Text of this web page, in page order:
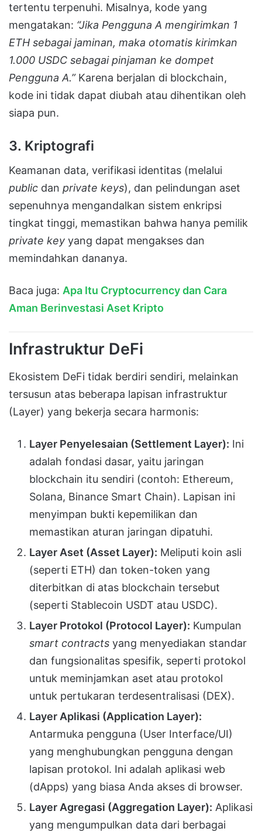
tertentu terpenuhi. Misalnya, kode yang
mengatakan: “Jika Pengguna A mengirimkan 1
ETH sebagai jaminan, maka otomatis kirimkan
1.000 USDC sebagai pinjaman ke dompet
Pengguna A.”Karena berjalan di blockchain,
kode ini tidak dapat diubah atau dihentikan oleh
siapa pun.
3. Kriptografi
Keamanan data, verifikasi identitas (melalui
public dan private keys), dan pelindungan aset
sepenuhnya mengandalkan sistem enkripsi
tingkat tinggi, memastikan bahwa hanya pemilik
private key yang dapat mengakses dan
memindahkan dananya.
Baca juga: Apa Itu Cryptocurrency dan Cara
Aman Berinvestasi Aset Kripto
Infrastruktur DeFi
Ekosistem DeFi tidak berdiri sendiri, melainkan
tersusun atas beberapa lapisan infrastruktur
(Layer) yang bekerja secara harmonis:
Layer Penyelesaian (Settlement Layer): Ini
adalah fondasi dasar, yaitu jaringan
blockchain itu sendiri (contoh: Ethereum,
Solana, Binance Smart Chain). Lapisan ini
menyimpan bukti kepemilikan dan
memastikan aturan jaringan dipatuhi.
Layer Aset (Asset Layer): Meliputi koin asli
(seperti ETH) dan token-token yang
diterbitkan di atas blockchain tersebut
(seperti Stablecoin USDT atau USDC).
Layer Protokol (Protocol Layer): Kumpulan
smart contracts yang menyediakan standar
dan fungsionalitas spesifik, seperti protokol
untuk meminjamkan aset atau protokol
untuk pertukaran terdesentralisasi (DEX).
Layer Aplikasi (Application Layer):
Antarmuka pengguna (User Interface/UI)
yang menghubungkan pengguna dengan
lapisan protokol. Ini adalah aplikasi web
(dApps) yang biasa Anda akses di browser.
Layer Agregasi (Aggregation Layer): Aplikasi
yang mengumpulkan data dari berbagai